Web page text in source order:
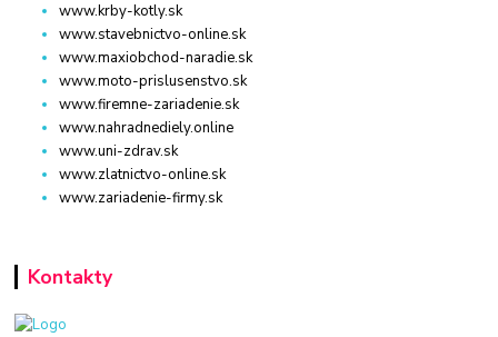
www.krby-kotly.sk
www.stavebnictvo-online.sk
www.maxiobchod-naradie.sk
www.moto-prislusenstvo.sk
www.firemne-zariadenie.sk
www.nahradnediely.online
www.uni-zdrav.sk
www.zlatnictvo-online.sk
www.zariadenie-firmy.sk
Kontakty